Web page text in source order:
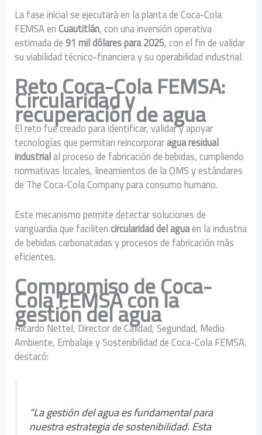
La fase inicial se ejecutará en la planta de Coca-Cola
FEMSA enCuautitlán, con una inversión operativa
estimada de91 mil dólares para 2025, con el fin de validar
su viabilidad técnico-financiera y su operabilidad industrial.
Reto Coca-Cola FEMSA:
Circularidad y
recuperación de agua
El reto fue creado para identificar, validar y apoyar
tecnologías que permitan reincorporaragua residual
industrialal proceso de fabricación de bebidas, cumpliendo
normativas locales, lineamientos de la OMS y estándares
de The Coca-Cola Company para consumo humano.
Este mecanismo permite detectar soluciones de
vanguardia que facilitencircularidad del aguaen la industria
de bebidas carbonatadas y procesos de fabricación más
eficientes.
Compromiso de Coca-
Cola FEMSA con la
gestión del agua
Ricardo Nettel, Director de Calidad, Seguridad, Medio
Ambiente, Embalaje y Sostenibilidad de Coca-Cola FEMSA,
destacó:
“La gestión del agua es fundamental para
nuestra estrategia de sostenibilidad. Esta